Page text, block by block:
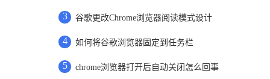
3 谷歌更改Chrome浏览器阅读模式设计
4 如何将谷歌浏览器固定到任务栏
5 chrome浏览器打开后自动关闭怎么回事